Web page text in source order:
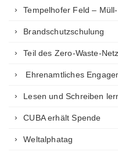
Tempelhofer Feld –
Brandschutzschulung
Teil des Zero-Waste-
Ehrenamtliches
Lesen und Schreiben
CUBA erhält Spende
Weltalphatag